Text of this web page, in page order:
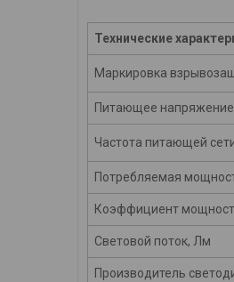
Технические
Маркировка
Питающее
Частота питающей
Потребляемая
Коэффициент
Световой поток, Лм
Производитель